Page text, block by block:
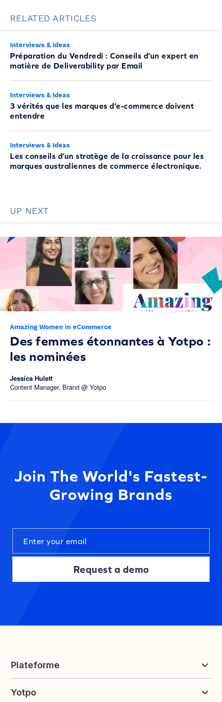
RELATED ARTICLES
Interviews & Ideas
Préparation du Vendredi : Conseils d’un expert en
matière de Deliverability par Email
Interviews & Ideas
3 vérités que les marques d’e-commerce doivent
entendre
Interviews & Ideas
Les conseils d’un stratège de la croissance pour les
marques australiennes de commerce électronique.
UP NEXT
Amazing Women in eCommerce
Des femmes étonnantes à Yotpo :
les nominées
Jessica Hulett
Content Manager, Brand @ Yotpo
Join The World's Fastest-
Growing Brands
Request a demo
Plateforme
Fidélité et parrainage
Yotpo